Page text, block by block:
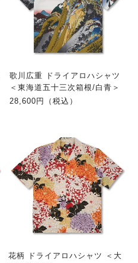
歌川広重 ドライアロハシャツ
＜東海道五十三次箱根/白青＞
28,600円（税込）
花柄 ドライアロハシャツ ＜大